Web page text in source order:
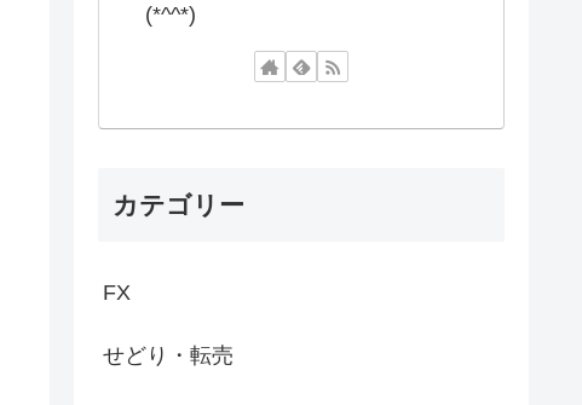
(*^^*)
カテゴリー
FX
せどり・転売